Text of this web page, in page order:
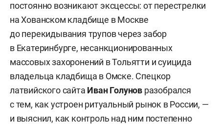
постоянно возникают эксцессы: от перестрелки
на Хованском кладбище в Москве
до перекидывания трупов через забор
в Екатеринбурге, несанкционированных
массовых захоронений в Тольятти и суицида
владельца кладбища в Омске. Спецкор
латвийского сайта Иван Голунов разобрался
с тем, как устроен ритуальный рынок в России, —
и выяснил, как контроль над ним постепенно